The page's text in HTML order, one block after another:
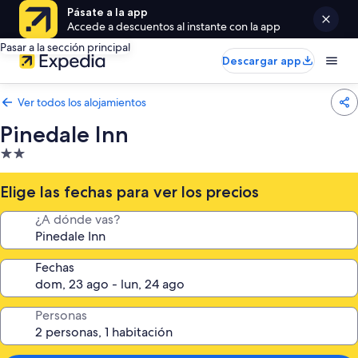
Pásate a la app
Accede a descuentos al instante con la app
Pasar a la sección principal
Descargar app
Ver todos los alojamientos
Pinedale Inn
Alojamiento
de
2.0 estrellas
Elige las fechas para ver los precios
¿A dónde vas?
Fechas
Personas